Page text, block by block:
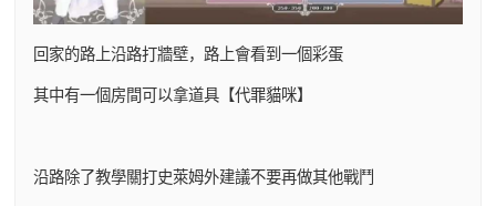
回家的路上沿路打牆壁，路上會看到一個彩蛋
其中有一個房間可以拿道具【代罪貓咪】
沿路除了教學關打史萊姆外建議不要再做其他戰鬥